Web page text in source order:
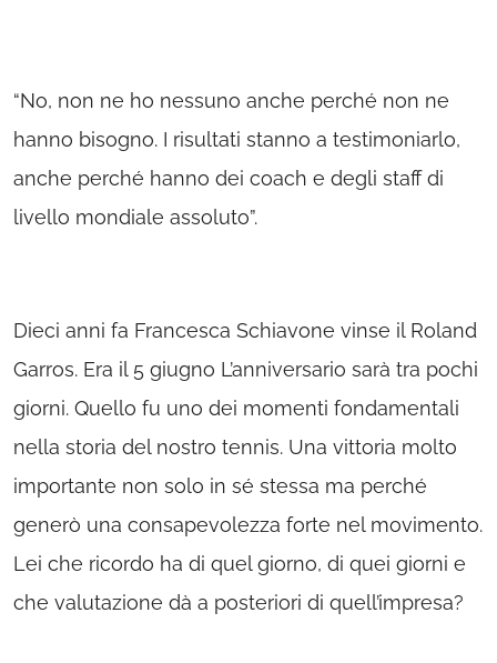
“No, non ne ho nessuno anche perché non ne
hanno bisogno. I risultati stanno a testimoniarlo,
anche perché hanno dei coach e degli staff di
livello mondiale assoluto”.
Dieci anni fa Francesca Schiavone vinse il Roland
Garros. Era il 5 giugno L’anniversario sarà tra pochi
giorni. Quello fu uno dei momenti fondamentali
nella storia del nostro tennis. Una vittoria molto
importante non solo in sé stessa ma perché
generò una consapevolezza forte nel movimento.
Lei che ricordo ha di quel giorno, di quei giorni e
che valutazione dà a posteriori di quell’impresa?